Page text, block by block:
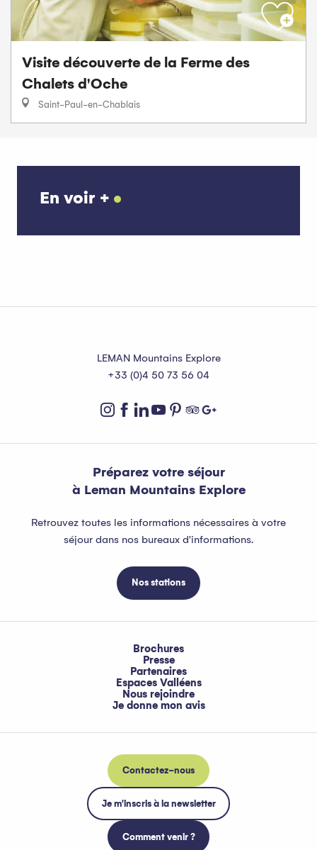
Visite découverte de la Ferme des
Chalets d'Oche
Saint-Paul-en-Chablais
En voir +
LEMAN Mountains Explore
+33 (0)4 50 73 56 04
Préparez votre séjour
à Leman Mountains Explore
Retrouvez toutes les informations nécessaires à votre
séjour dans nos bureaux d'informations.
Nos stations
Brochures
Presse
Partenaires
Espaces Valléens
Nous rejoindre
Je donne mon avis
Contactez-nous
Je m'inscris à la newsletter
Comment venir ?